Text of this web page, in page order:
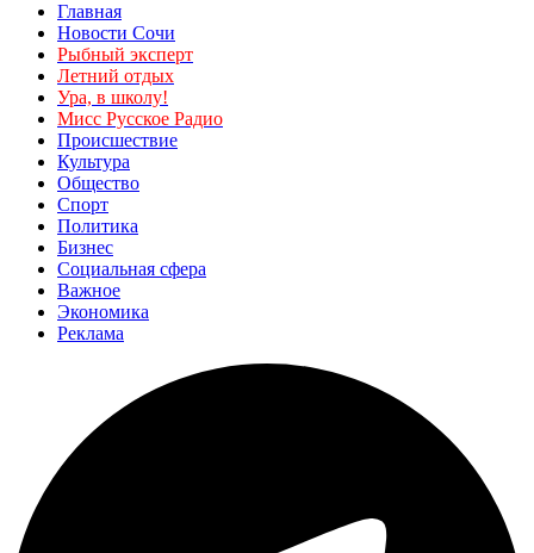
Главная
Новости Сочи
Рыбный эксперт
Летний отдых
Ура, в школу!
Мисс Русское Радио
Происшествие
Культура
Общество
Спорт
Политика
Бизнес
Социальная сфера
Важное
Экономика
Реклама